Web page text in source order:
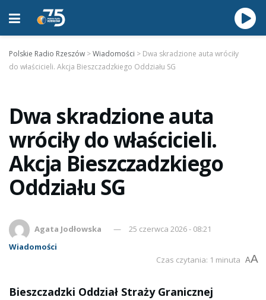
Polskie Radio Rzeszów >Wiadomości > Dwa skradzione auta wróciły
do właścicieli. Akcja Bieszczadzkiego Oddziału SG
Dwa skradzione auta
wróciły do właścicieli.
Akcja Bieszczadzkiego
Oddziału SG
Agata Jodłowska
25 czerwca 2026 - 08:21
Wiadomości
Czas czytania: 1 minuta AA
Bieszczadzki Oddział Straży Granicznej